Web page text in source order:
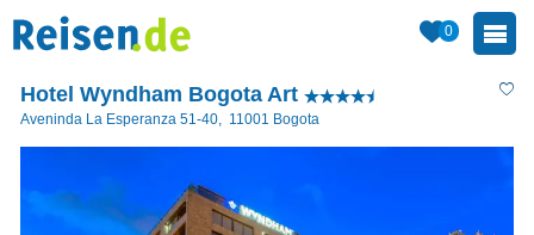
0
Hotel Wyndham Bogota Art
Aveninda La Esperanza 51-40, 11001 Bogota